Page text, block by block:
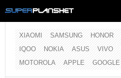
XIAOMI SAMSUNG HONOR
IQOO
NOKIA ASUS VIVO
MOTOROLA
APPLE GOOGLE